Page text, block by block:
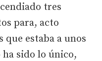
tres
para, acto
estaba a unos
sido lo único,